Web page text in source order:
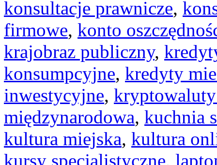
konsultacje prawnicze,
firmowe, konto
krajobraz publiczny,
konsumpcyjne, kredyty
inwestycyjne,
międzynarodowa, kuchnia
kultura miejska, kultura
kursy specjalistyczne,